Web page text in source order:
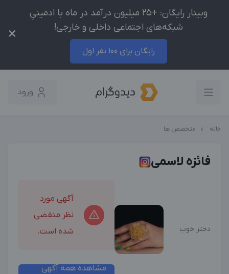
وبینار رایگان: +25 میلیون درآمد در ماه با ادمینیِ
شبکه‌های اجتماعی داخلی و خارجی!
رایگان برای 100 نفر اول
×
ورود
خانه متخصص ها
فائزه لاسمی
دختر خوب
آگهی مورد
نظر منقضی
شده است.
مشاهده همه آگهی